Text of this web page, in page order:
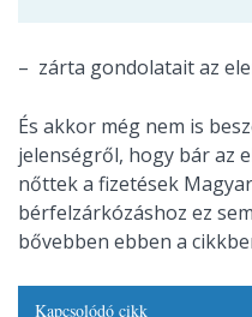
– zárta gondolatait az
És akkor még nem is
jelenségről, hogy bár az
nőttek a fizetések
bérfelzárkózáshoz ez
bővebben ebben a
Kapcsolódó cikk